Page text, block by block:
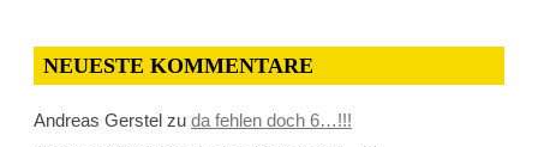
NEUESTE KOMMENTARE
Andreas Gerstelzu da fehlen doch 6…!!!